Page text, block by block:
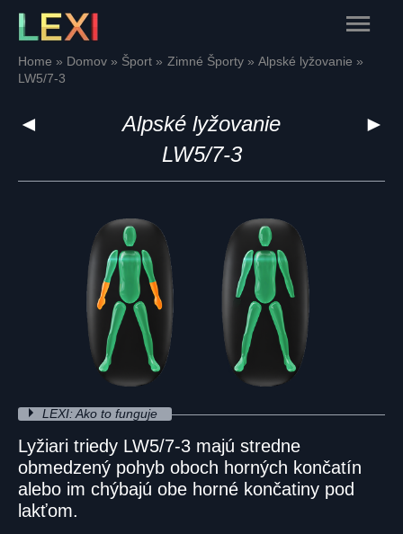
Skip
content
Main
Menu
Home Domov Šport Zimné Športy
Alpské lyžovanie
LW5/7-3
◄ ►
Alpské lyžovanie
LW5/7-3
LEXI: Ako to funguje
Lyžiari triedy LW5/7-3 majú stredne
obmedzený pohyb oboch horných končatín
alebo im chýbajú obe horné končatiny pod
lakťom.